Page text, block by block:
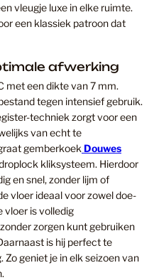
vleugje luxe in elke ruimte.
een klassiek patroon dat
afwerking
met een dikte van 7 mm.
tegen intensief gebruik.
techniek zorgt voor een
van echt te
gemberkoek Douwes
kliksysteem. Hierdoor
en snel, zonder lijm of
vloer ideaal voor zowel doe-
vloer is volledig
zorgen kunt gebruiken
is hij perfect te
geniet je in elk seizoen van